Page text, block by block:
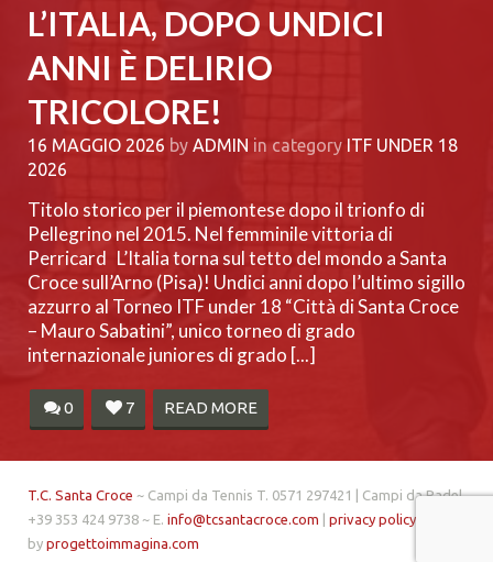
L’ITALIA, DOPO UNDICI
ANNI È DELIRIO
TRICOLORE!
16 MAGGIO 2026 by ADMIN in category ITF UNDER 18
2026
Titolo storico per il piemontese dopo il trionfo di
Pellegrino nel 2015. Nel femminile vittoria di
Perricard L’Italia torna sul tetto del mondo a Santa
Croce sull’Arno (Pisa)! Undici anni dopo l’ultimo sigillo
azzurro al Torneo ITF under 18 “Città di Santa Croce
– Mauro Sabatini”, unico torneo di grado
internazionale juniores di grado [...]
0 7 READ MORE
T.C. Santa Croce ~ Campi da Tennis T. 0571 297421 | Campi da Padel
+39 353 424 9738 ~ E. info@tcsantacroce.com | privacy policy
by progettoimmagina.com